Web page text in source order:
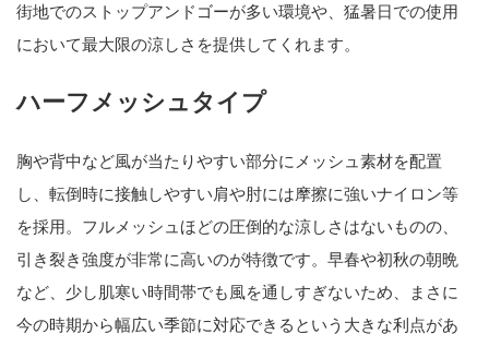
街地でのストップアンドゴーが多い環境や、猛暑日での使用
において最大限の涼しさを提供してくれます。
ハーフメッシュタイプ
胸や背中など風が当たりやすい部分にメッシュ素材を配置
し、転倒時に接触しやすい肩や肘には摩擦に強いナイロン等
を採用。フルメッシュほどの圧倒的な涼しさはないものの、
引き裂き強度が非常に高いのが特徴です。早春や初秋の朝晩
など、少し肌寒い時間帯でも風を通しすぎないため、まさに
今の時期から幅広い季節に対応できるという大きな利点があ